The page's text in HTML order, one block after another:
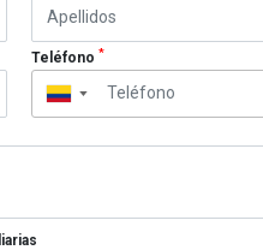
Teléfono *
▼